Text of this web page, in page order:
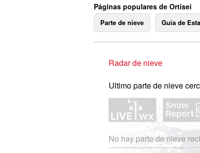
Páginas populares de Ortisei
Parte de nieve Guía de
Radar de nieve
Ultimo parte de nieve
No hay parte de nieve